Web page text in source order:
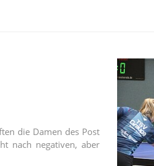
die Damen des Post
nach negativen, aber